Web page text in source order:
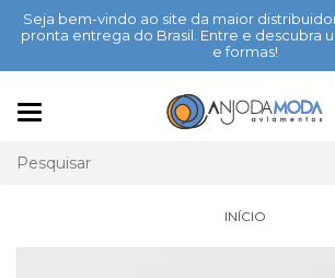
Seja bem-vindo ao site da maior
pronta entrega do Brasil. Entre e descubra
e formas!
INÍCIO